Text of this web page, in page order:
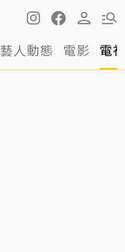
藝人動態 電影 電